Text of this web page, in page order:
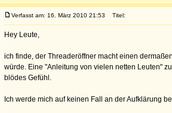
Verfasst am: 16. März 2010 21:53 Titel:
Hey Leute,
ich finde, der Threaderöffner macht einen
würde. Eine "Anleitung von vielen netten Leuten"
blödes Gefühl.
Ich werde mich auf keinen Fall an der Aufklärung